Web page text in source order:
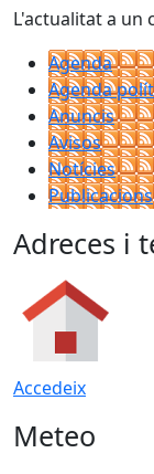
L'actualitat a un
Agenda
Agenda
Anuncis
Avisos
Notícies
Publicacions
Adreces i
Accedeix
Meteo